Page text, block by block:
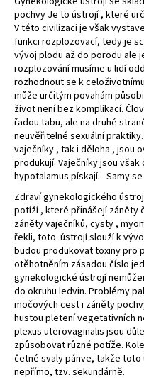
pochvy Je to ústrojí , které
V této civilizaci je však
funkci rozplozovací, tedy je
vývoj plodu až do porodu ale
rozplozování musíme u lidí
rozhodnout se k
může určitým povahám
život není bez komplikací.
řadou tabu, ale na druhé
neuvěřitelné sexuální
vaječníky , tak i děloha , jsou
produkují. Vaječníky jsou
hypotalamus pískají. Samy
Zdraví gynekologického
potíží , které přinášejí záněty
záněty vaječníků, cysty ,
řekli, toto ústrojí slouží k
budou produkovat toxiny pro
otěhotněním zásadou číslo
gynekologické ústrojí
do okruhu ledvin. Problémy
močových cest i záněty
hustou pletení vegetativních
plexus uterovaginalis jsou
způsobovat různé potíže.
četné svaly pánve, takže
nepřímo, tzv. sekundárně.
b
u
j
e
t
e
n
a
j
í
t
?
HLEDAT
D
o